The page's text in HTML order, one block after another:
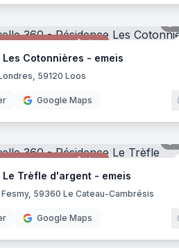
pour personnes âgées
Les Cotonnières - emeis
59120 Loos
Google Maps
pour personnes âgées
Le Trèfle d'argent - emeis
Fesmy, 59360 Le Cateau-Cambrésis
Google Maps